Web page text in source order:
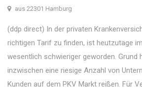
aus 22301 Hamburg
(ddp direct) In der privaten
richtigen Tarif zu finden, ist heutzutage
wesentlich schwieriger geworden. Grund
inzwischen eine riesige Anzahl von
Kunden auf dem PKV Markt reißen. Für